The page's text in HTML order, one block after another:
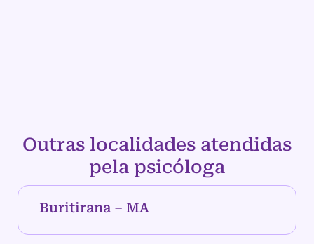
Outras localidades atendidas
pela psicóloga
Buritirana – MA